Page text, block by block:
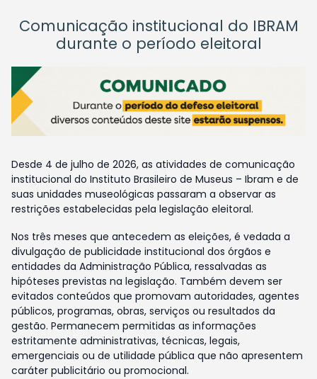
Comunicação institucional do IBRAM
durante o período eleitoral
Desde 4 de julho de 2026, as atividades de comunicação
institucional do Instituto Brasileiro de Museus – Ibram e de
suas unidades museológicas passaram a observar as
restrições estabelecidas pela legislação eleitoral.
Nos três meses que antecedem as eleições, é vedada a
divulgação de publicidade institucional dos órgãos e
entidades da Administração Pública, ressalvadas as
hipóteses previstas na legislação. Também devem ser
evitados conteúdos que promovam autoridades, agentes
públicos, programas, obras, serviços ou resultados da
gestão. Permanecem permitidas as informações
estritamente administrativas, técnicas, legais,
emergenciais ou de utilidade pública que não apresentem
caráter publicitário ou promocional.